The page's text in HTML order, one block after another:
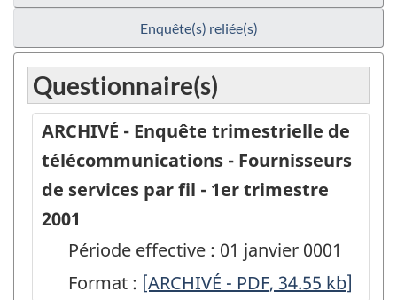
Enquête(s) reliée(s)
Questionnaire(s)
ARCHIVÉ - Enquête trimestrielle de
télécommunications - Fournisseurs
de services par fil - 1er trimestre
2001
Période effective : 01 janvier 0001
Format : ARCHIVÉ
[ARCHIVÉ - PDF, 34.55 kb]